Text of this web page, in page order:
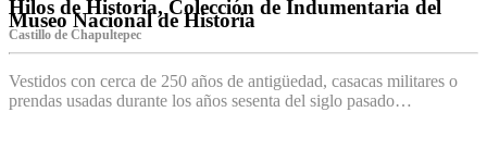
Hilos de Historia, Colección de Indumentaria del
Museo Nacional de Historia
Castillo de Chapultepec
Vestidos con cerca de 250 años de antigüedad, casacas militares o
prendas usadas durante los años sesenta del siglo pasado…